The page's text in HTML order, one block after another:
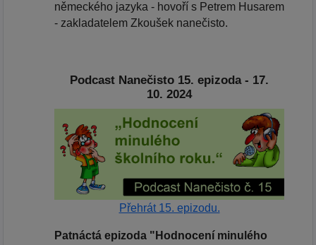
německého jazyka - hovoří s Petrem Husarem
- zakladatelem Zkoušek nanečisto.
Podcast Nanečisto 15. epizoda - 17.
10. 2024
Přehrát 15. epizodu.
Patnáctá epizoda "Hodnocení minulého